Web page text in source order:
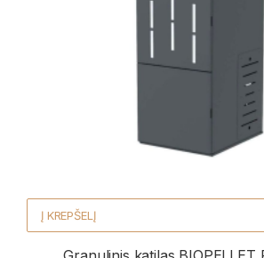
Į KREPŠELĮ